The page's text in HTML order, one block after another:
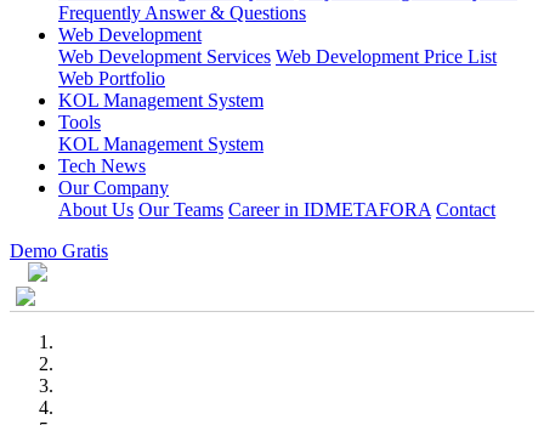
Frequently Answer & Questions
Web Development
Web Development Services Web Development Price List
Web Portfolio
KOL Management System
Tools
KOL Management System
Tech News
Our Company
About Us Our Teams Career in IDMETAFORA Contact
Demo Gratis